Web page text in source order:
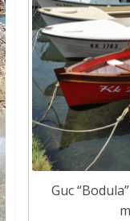
Guc